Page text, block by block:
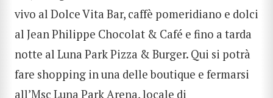
vivo al Dolce Vita Bar, caffè pomeridiano e dolci
al Jean Philippe Chocolat & Café e fino a tarda
notte al Luna Park Pizza & Burger. Qui si potrà
fare shopping in una delle boutique e fermarsi
all’Msc Luna Park Arena, locale di